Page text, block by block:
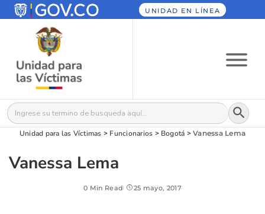
UNIDAD EN LÍNEA
Buscar: Botón
Unidad para las Víctimas > Funcionarios > Bogotá >Vanessa Lema
Vanessa Lema
0 Min Read 25 mayo, 2017